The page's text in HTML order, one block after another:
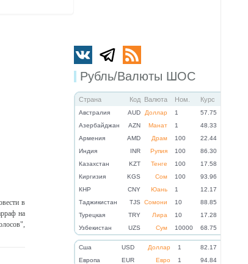
Рубль/Валюты ШОС
Страна Код Валюта Ном. Курс
Австралия AUD Доллар 1
57.75
Азербайджан
AZN Манат 1
48.33
Армения
AMD Драм 100
22.44
Индия
INR Рупия 100
86.30
Казахстан
KZT Тенге 100
17.58
Киргизия
KGS Сом 100
93.96
КНР
CNY Юань 1
12.17
Таджикистан
TJS Сомони 10
88.85
Турецкая
TRY Лира 10
17.28
Узбекистан
UZS Сум 10000 68.75
Cша USD Доллар 1
82.17
Eвропа
EUR Евро 1 94.84
в
на